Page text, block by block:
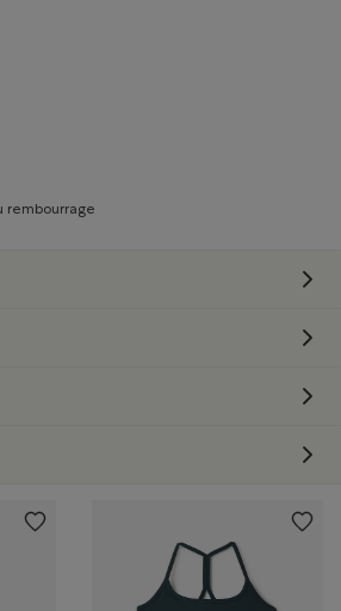
Anti-Tache(StainResistant)
Interlock(Interlock)
Antimicrobial(Antimicrobien)
Tissé(Woven)
Recover Interlock(Recover Interlock)
rembourrage
Doublureisolanteourembourrage(InsulationorFill)